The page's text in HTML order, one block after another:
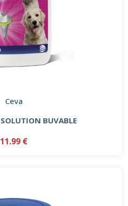
Ceva
BUVABLE
11.99 €